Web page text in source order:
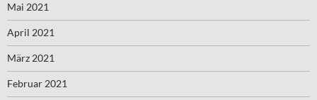
Mai 2021
April 2021
März 2021
Februar 2021